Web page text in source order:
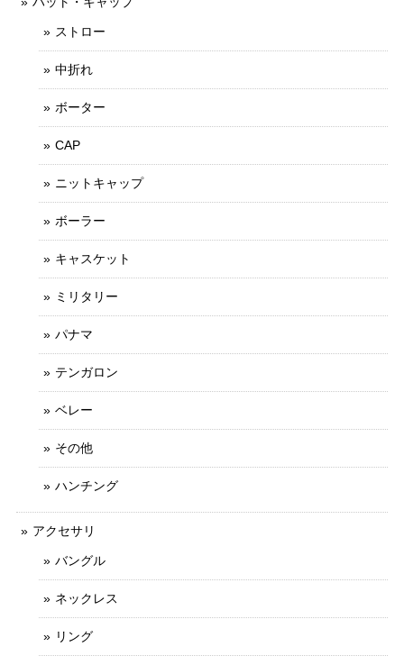
ストロー
中折れ
ボーター
CAP
ニットキャップ
ボーラー
キャスケット
ミリタリー
パナマ
テンガロン
ベレー
その他
ハンチング
アクセサリ
バングル
ネックレス
リング